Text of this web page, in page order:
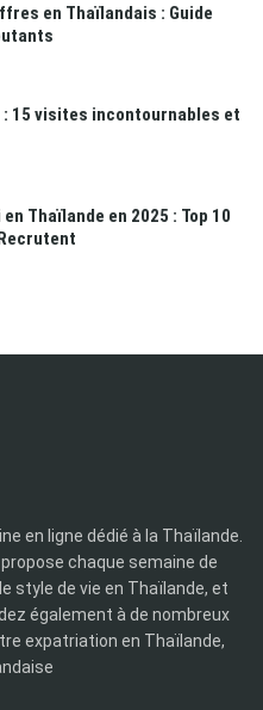
en Thaïlandais : Guide
: 15 visites incontournables et
Thaïlande en 2025 : Top 10
en ligne dédié à la Thaïlande.
chaque semaine de
style de vie en Thaïlande, et
également à de nombreux
expatriation en Thaïlande,